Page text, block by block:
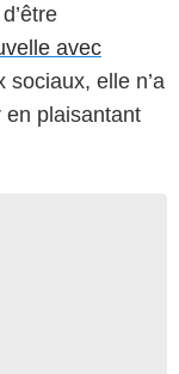
avec
sociaux, elle n’a
en plaisantant